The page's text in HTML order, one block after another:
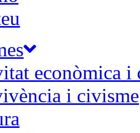
econòmica i
i civisme